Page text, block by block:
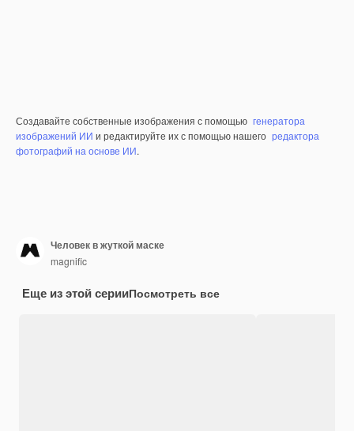
Создавайте собственные изображения с помощью генератора
изображений ИИ и редактируйте их с помощью нашего редактора
фотографий на основе ИИ.
Человек в жуткой маске
magnific
Еще из этой серииПосмотреть все